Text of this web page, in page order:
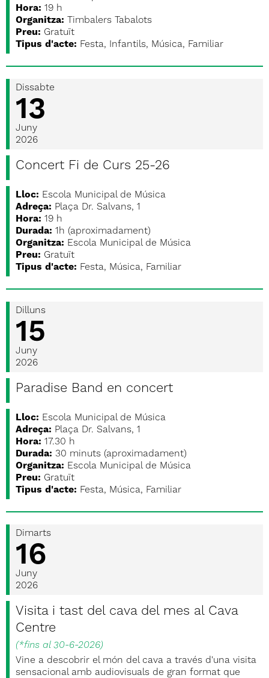
Hora: 19 h
Organitza:
Timbalers Tabalots
Preu: Gratuït
Tipus d'acte: Festa, Infantils, Música, Familiar
Dissabte
13
Juny
2026
Concert Fi de Curs 25-26
Lloc: Escola Municipal de Música
Adreça: Plaça Dr. Salvans, 1
Hora: 19 h
Durada: 1h (aproximadament)
Organitza: Escola Municipal de Música
Preu: Gratuït
Tipus d'acte: Festa, Música, Familiar
Dilluns
15
Juny
2026
Paradise Band en concert
Lloc: Escola Municipal de Música
Adreça: Plaça Dr. Salvans, 1
Hora: 17.30 h
Durada: 30 minuts (aproximadament)
Organitza: Escola Municipal de Música
Preu: Gratuït
Tipus d'acte: Festa, Música, Familiar
Dimarts
16
Juny
2026
Visita i tast del cava del mes al Cava
Centre
(*fins al 30-6-2026)
Vine a descobrir el món del cava a través d'una visita
sensacional amb audiovisuals de gran format que